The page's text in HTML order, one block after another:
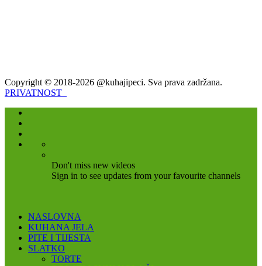
Copyright © 2018-2026 @kuhajipeci. Sva prava zadržana.
PRIVATNOST
Don't miss new videos
Sign in to see updates from your favourite channels
NASLOVNA
KUHANA JELA
PITE I TIJESTA
SLATKO
TORTE